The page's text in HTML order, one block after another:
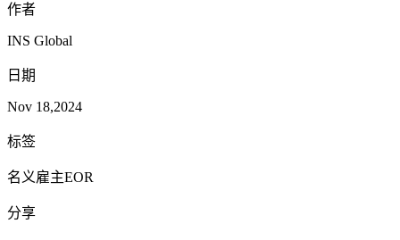
作者
INS Global
日期
Nov 18,2024
标签
名义雇主EOR
分享